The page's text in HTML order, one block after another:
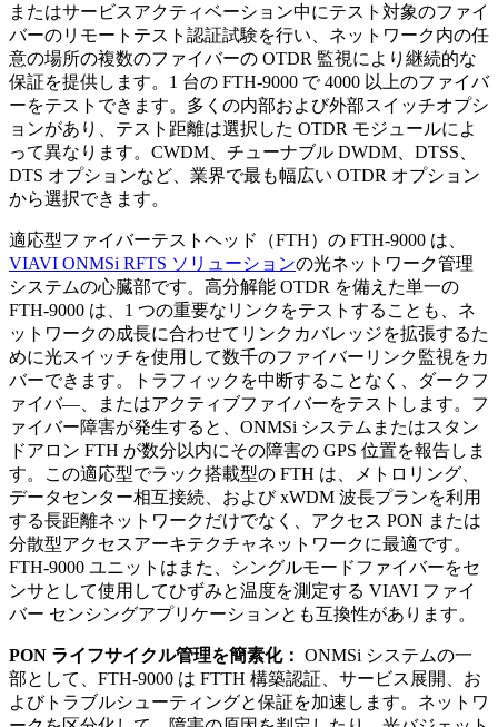
またはサービスアクティベーション中にテスト対象のファイ
バーのリモートテスト認証試験を行い、ネットワーク内の任
意の場所の複数のファイバーの OTDR 監視により継続的な
保証を提供します。1 台の FTH-9000 で 4000 以上のファイバ
ーをテストできます。多くの内部および外部スイッチオプシ
ョンがあり、テスト距離は選択した OTDR モジュールによ
って異なります。CWDM、チューナブル DWDM、DTSS、
DTS オプションなど、業界で最も幅広い OTDR オプション
から選択できます。
適応型ファイバーテストヘッド（FTH）の FTH-9000 は、
VIAVI ONMSi RFTS ソリューションの光ネットワーク管理
システムの心臓部です。高分解能 OTDR を備えた単一の
FTH-9000 は、1 つの重要なリンクをテストすることも、ネ
ットワークの成長に合わせてリンクカバレッジを拡張するた
めに光スイッチを使用して数千のファイバーリンク監視をカ
バーできます。トラフィックを中断することなく、ダークフ
ァイバ―、またはアクティブファイバーをテストします。フ
ァイバー障害が発生すると、ONMSi システムまたはスタン
ドアロン FTH が数分以内にその障害の GPS 位置を報告しま
す。この適応型でラック搭載型の FTH は、メトロリング、
データセンター相互接続、および xWDM 波長プランを利用
する長距離ネットワークだけでなく、アクセス PON または
分散型アクセスアーキテクチャネットワークに最適です。
FTH-9000 ユニットはまた、シングルモードファイバーをセ
ンサとして使用してひずみと温度を測定する VIAVI ファイ
バー センシングアプリケーションとも互換性があります。
PON ライフサイクル管理を簡素化： ONMSi システムの一
部として、FTH-9000 は FTTH 構築認証、サービス展開、お
よびトラブルシューティングと保証を加速します。ネットワ